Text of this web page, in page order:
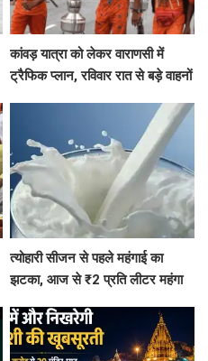
कांवड़ यात्रा को लेकर वाराणसी में
ट्रैफिक प्लान, रविवार रात से बड़े वाहनों
त्योहारी सीजन से पहले महंगाई का
झटका, आज से ₹2 प्रति लीटर महंगा